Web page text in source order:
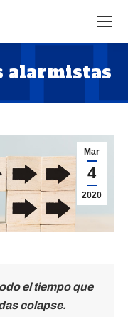
alarmistas
Mar
4
2020
el tiempo que
colapse.